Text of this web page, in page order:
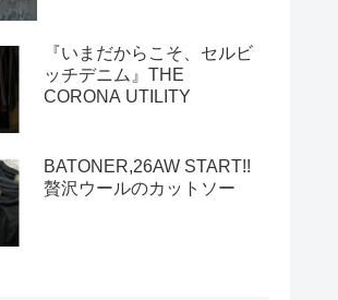
『いまだからこそ、セルビ
ッチデニム』THE
CORONA UTILITY
BATONER,26AW START!!
贅沢ウールのカットソー